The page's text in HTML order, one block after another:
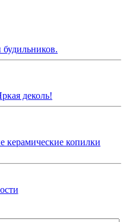
деколь!
керамические копилки